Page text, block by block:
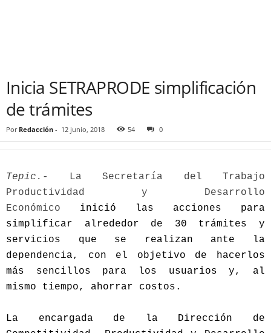
Inicia SETRAPRODE simplificación
de trámites
Por Redacción - 12 junio, 2018 54 0
Tepic.-
La Secretaría del Trabajo
Productividad y Desarrollo
Económico inició las acciones para
simplificar alrededor de 30 trámites y
servicios que se realizan ante la
dependencia, con el objetivo de hacerlos
más sencillos para los usuarios y, al
mismo tiempo, ahorrar costos.
La encargada de la Dirección de